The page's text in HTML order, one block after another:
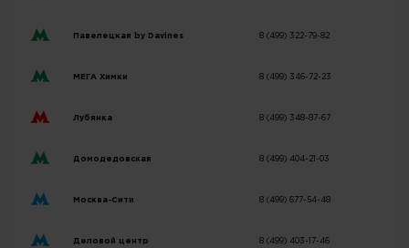
Павелецкая by Davines 8 (499) 322-79-82
МЕГА Химки 8 (499) 346-72-23
Лубянка 8 (499) 348-87-67
Домодедовская 8 (499) 404-21-03
Москва-Сити 8 (499) 677-54-48
Деловой центр 8 (499) 403-17-46